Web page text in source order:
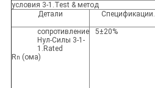
условия 3-1.Test & метод
Детали
Спецификации.
сопротивление
Нул-Силы 3-1-
1.Rated
Rn (ома)
5±20%